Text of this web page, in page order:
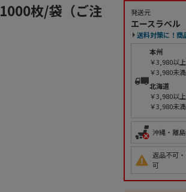
枚/袋（ご注 発送元
エースラベル
送料対策に！商
本州
￥3,980以
￥3,980未
北海道
￥3,980以
￥3,980未
沖縄・離
返品不可
可